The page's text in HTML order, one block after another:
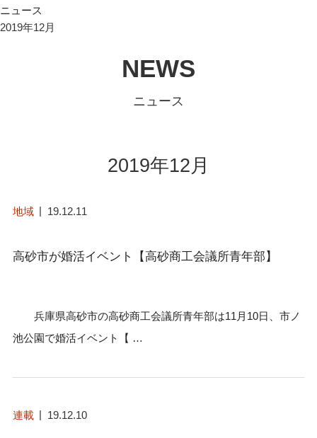
ニュース
2019年12月
NEWS
ニュース
2019年12月
地域 19.12.11
高砂市が婚活イベント【高砂商工会議所青年部】
兵庫県高砂市の高砂商工会議所青年部は11月10日、市ノ
池公園で婚活イベント【 …
連載 19.12.10